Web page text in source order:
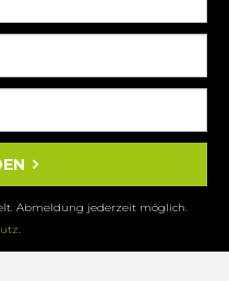
Abmeldung jederzeit möglich.
.